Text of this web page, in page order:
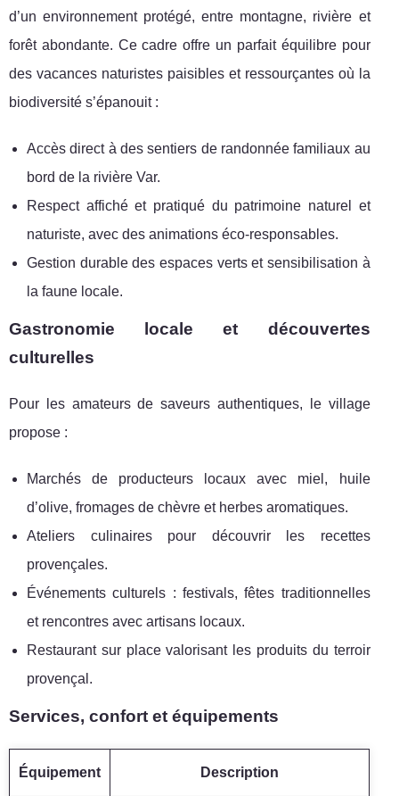
d’un environnement protégé, entre montagne, rivière et
forêt abondante. Ce cadre offre un parfait équilibre pour
des vacances naturistes paisibles et ressourçantes où la
biodiversité s’épanouit :
Accès direct à des sentiers de randonnée familiaux au
bord de la rivière Var.
Respect affiché et pratiqué du patrimoine naturel et
naturiste, avec des animations éco-responsables.
Gestion durable des espaces verts et sensibilisation à
la faune locale.
Gastronomie locale et découvertes
culturelles
Pour les amateurs de saveurs authentiques, le village
propose :
Marchés de producteurs locaux avec miel, huile
d’olive, fromages de chèvre et herbes aromatiques.
Ateliers culinaires pour découvrir les recettes
provençales.
Événements culturels : festivals, fêtes traditionnelles
et rencontres avec artisans locaux.
Restaurant sur place valorisant les produits du terroir
provençal.
Services, confort et équipements
Équipement Description